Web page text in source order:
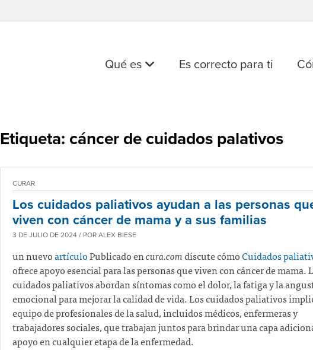
Qué es Es correcto para ti
Etiqueta: cáncer de cuidados palativos
CURAR
Los cuidados paliativos ayudan a las personas
viven con cáncer de mama y a sus familias
3 DE JULIO DE 2024 / POR ALEX BIESE
un nuevoartículoPublicado encura.comdiscute cómoCuidados
ofrece apoyo esencial para las personas que viven con cáncer de mama.
cuidados paliativos abordan síntomas como el dolor, la fatiga y la
emocional para mejorar la calidad de vida. Los cuidados paliativos
equipo de profesionales de la salud, incluidos médicos, enfermeras y
trabajadores sociales, que trabajan juntos para brindar una capa
apoyo en cualquier etapa de la enfermedad.